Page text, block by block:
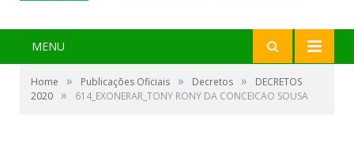
MENU
Home » Publicações Oficiais » Decretos »
DECRETOS
2020 » 614_EXONERAR_TONY RONY DA CONCEICAO SOUSA